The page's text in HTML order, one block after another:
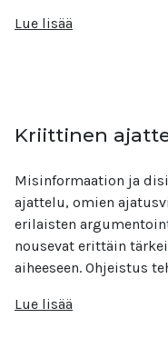
Lue lisää
Kriittinen
Misinformaation ja
ajattelu, omien
erilaisten
nousevat erittäin
aiheeseen. Ohjeistus
Lue lisää